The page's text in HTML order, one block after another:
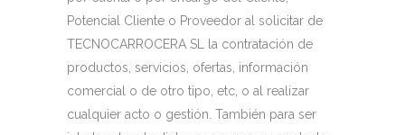
Potencial Cliente o Proveedor al solicitar de
TECNOCARROCERA SL la contratación de
productos, servicios, ofertas, información
comercial o de otro tipo, etc, o al realizar
cualquier acto o gestión. También para ser